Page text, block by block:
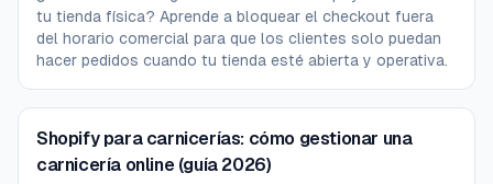
fincas que esperan añadir una tienda física, una fascia
mayorista o productos no alimentarios suelen elegir
Shopify. Las fincas pure-play solo-CSA a veces eligen
las plataformas específicas.
tu tienda física? Aprende a bloquear el checkout fuera
del horario comercial para que los clientes solo puedan
hacer pedidos cuando tu tienda esté abierta y operativa.
Shopify para carnicerías: cómo gestionar una
carnicería online (guía 2026)